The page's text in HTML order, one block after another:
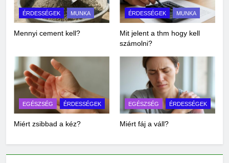
ÉRDESSÉGEK MUNKA
Mennyi cement kell?
ÉRDESSÉGEK MUNKA
Mit jelent a thm hogy kell
számolni?
EGÉSZSÉG ÉRDESSÉGEK
Miért zsibbad a kéz?
EGÉSZSÉG ÉRDESSÉGEK
Miért fáj a váll?